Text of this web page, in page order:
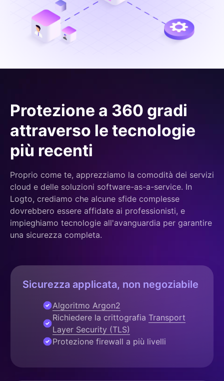
Protezione a 360 gradi
attraverso le tecnologie
più recenti
Proprio come te, apprezziamo la comodità dei servizi
cloud e delle soluzioni software-as-a-service. In
Logto, crediamo che alcune sfide complesse
dovrebbero essere affidate ai professionisti, e
impieghiamo tecnologie all'avanguardia per garantire
una sicurezza completa.
Sicurezza applicata, non negoziabile
Algoritmo Argon2
Richiedere la crittografia Transport
Layer Security (TLS)
Protezione firewall a più livelli